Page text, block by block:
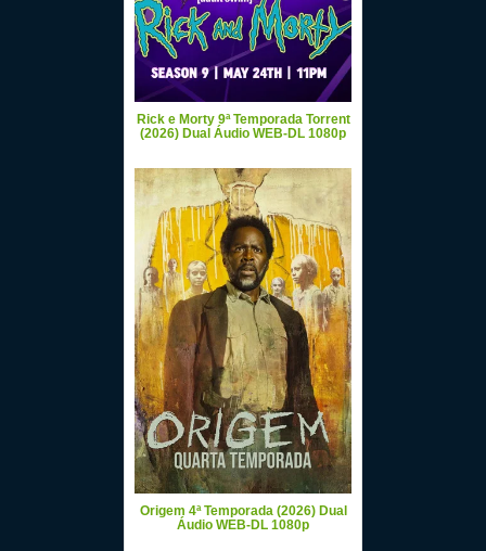
Rick e Morty 9ª Temporada Torrent
(2026) Dual Áudio WEB-DL 1080p
Origem 4ª Temporada (2026) Dual
Áudio WEB-DL 1080p